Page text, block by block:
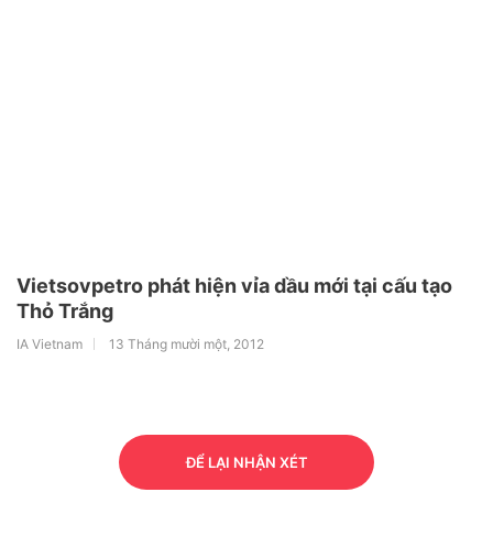
Vietsovpetro phát hiện vỉa dầu mới tại cấu tạo
Thỏ Trắng
IA Vietnam 13 Tháng mười một, 2012
ĐỂ LẠI NHẬN XÉT